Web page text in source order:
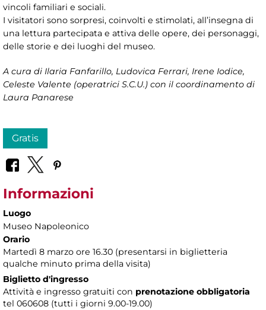
vincoli familiari e sociali.
I visitatori sono sorpresi, coinvolti e stimolati, all’insegna di
una lettura partecipata e attiva delle opere, dei personaggi,
delle storie e dei luoghi del museo.
A cura di Ilaria Fanfarillo, Ludovica Ferrari, Irene Iodice,
Celeste Valente (operatrici S.C.U.) con il coordinamento di
Laura Panarese
Gratis
Informazioni
Luogo
Museo Napoleonico
Orario
Martedì 8 marzo ore 16.30 (presentarsi in biglietteria
qualche minuto prima della visita)
Biglietto d'ingresso
Attività e ingresso gratuiti con prenotazione obbligatoria
tel 060608 (tutti i giorni 9.00-19.00)